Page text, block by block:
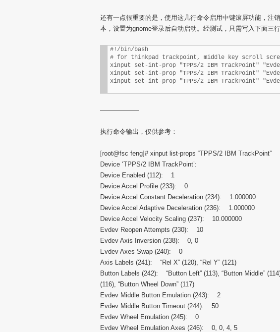
还有一点很重要的是，使用这几行命令启用中键滚屏功能，注
本，设置为gnome登录后自动启动。经测试，只需写入下面三行
#!/bin/bash
# for thinkpad trackpoint, middle key scroll
xinput set-int-prop "TPPS/2 IBM TrackPoint"
xinput set-int-prop "TPPS/2 IBM TrackPoint"
xinput set-int-prop "TPPS/2 IBM TrackPoint"
——————
执行命令输出，仅供参考：
[root@fsc feng]# xinput list-props “TPPS/2 IBM TrackPoint”
Device ‘TPPS/2 IBM TrackPoint’:
Device Enabled (112): 1
Device Accel Profile (233): 0
Device Accel Constant Deceleration (234): 1.000000
Device Accel Adaptive Deceleration (236): 1.000000
Device Accel Velocity Scaling (237): 10.000000
Evdev Reopen Attempts (230): 10
Evdev Axis Inversion (238): 0, 0
Evdev Axes Swap (240): 0
Axis Labels (241): “Rel X” (120), “Rel Y” (121)
Button Labels (242): “Button Left” (113), “Button Middle”
(116), “Button Wheel Down” (117)
Evdev Middle Button Emulation (243): 2
Evdev Middle Button Timeout (244): 50
Evdev Wheel Emulation (245): 0
Evdev Wheel Emulation Axes (246): 0, 0, 4, 5